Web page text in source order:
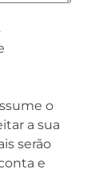
o
a sua
serão
e